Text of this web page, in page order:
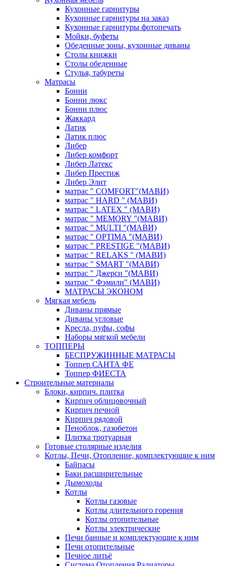
Кухонные гарнитуры
Кухонные гарнитуры на заказ
Кухонные гарнитуры фотопечать
Мойки, буфеты
Обеденные зоны, кухонные диваны
Столы книжки
Столы обеденные
Стулья, табуреты
Матрасы
Бонни
Бонни люкс
Бонни плюс
Жаккард
Латик
Латик плюс
Либер
Либер комфорт
Либер Латекс
Либер Престиж
Либер Элит
матрас " COMFORT"(МАВИ)
матрас " HARD " (МАВИ)
матрас " LATEX " (МАВИ)
матрас " MEMORY "(МАВИ)
матрас " MULTI "(МАВИ)
матрас " OPTIMA "(МАВИ)
матрас " PRESTIGE "(МАВИ)
матрас " RELAKS " (МАВИ)
матрас " SMART "(МАВИ)
матрас " Джерси "(МАВИ)
матрас " Фэмили" (МАВИ)
МАТРАСЫ ЭКОНОМ
Мягкая мебель
Диваны прямые
Диваны угловые
Кресла, пуфы, софы
Наборы мягкой мебели
ТОППЕРЫ
БЕСПРУЖИННЫЕ МАТРАСЫ
Топпер САНТА ФЕ
Топпер ФИЕСТА
Строительные материалы
Блоки, кирпич. плитка
Кирпич облицовочный
Кирпич печной
Кирпич рядовой
Пеноблок, газобетон
Плитка тротуарная
Готовые столярные изделия
Котлы, Печи, Отопление, комплектующие к ним
Байпасы
Баки расширительные
Дымоходы
Котлы
Котлы газовые
Котлы длительного горения
Котлы отопительные
Котлы электрические
Печи банные и комплектующие к ним
Печи отопительные
Печное литьё